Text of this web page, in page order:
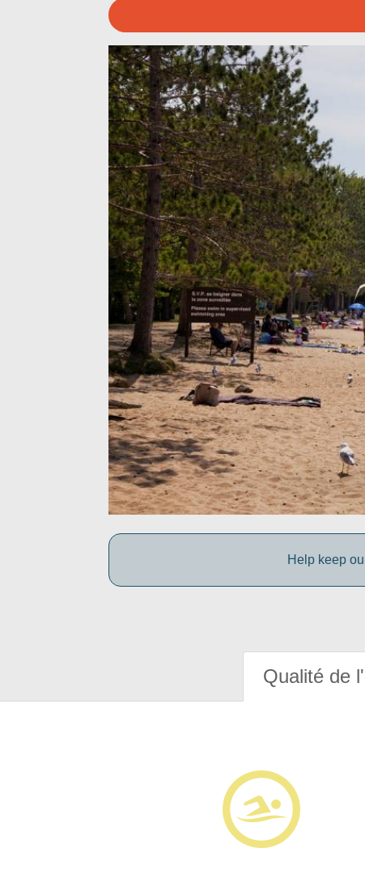
Help keep
Qualité de